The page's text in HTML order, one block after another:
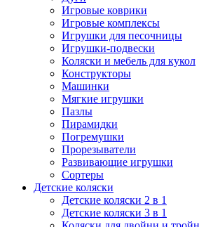
Игровые коврики
Игровые комплексы
Игрушки для песочницы
Игрушки-подвески
Коляски и мебель для кукол
Конструкторы
Машинки
Мягкие игрушки
Пазлы
Пирамидки
Погремушки
Прорезыватели
Развивающие игрушки
Сортеры
Детские коляски
Детские коляски 2 в 1
Детские коляски 3 в 1